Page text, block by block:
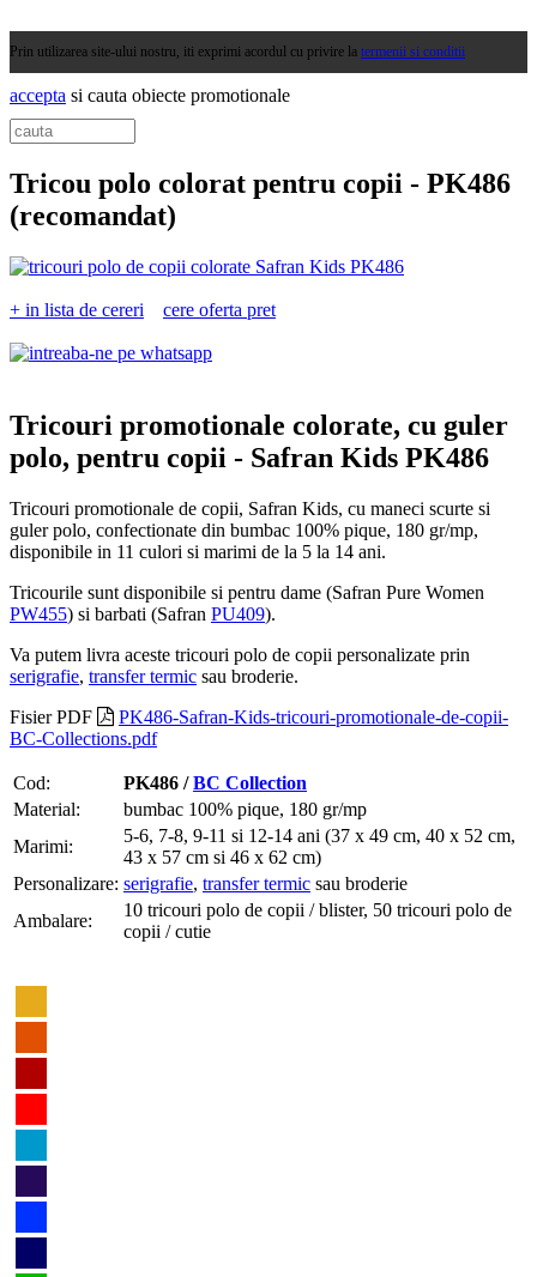
Prin utilizarea site-ului nostru, iti exprimi acordul cu privire la termenii si conditii
accepta si cauta obiecte promotionale
Tricou polo colorat pentru copii - PK486
(recomandat)
+ in lista de cereri cere oferta pret
Tricouri promotionale colorate, cu guler
polo, pentru copii - Safran Kids PK486
Tricouri promotionale de copii, Safran Kids, cu maneci scurte si
guler polo, confectionate din bumbac 100% pique, 180 gr/mp,
disponibile in 11 culori si marimi de la 5 la 14 ani.
Tricourile sunt disponibile si pentru dame (Safran Pure Women
PW455) si barbati (Safran PU409).
Va putem livra aceste tricouri polo de copii personalizate prin
serigrafie, transfer termic sau broderie.
Fisier PDF
PK486-Safran-Kids-tricouri-promotionale-de-copii-
BC-Collections.pdf
Cod: PK486 /BC Collection
Material:
bumbac 100% pique, 180 gr/mp
Marimi:
5-6, 7-8, 9-11 si 12-14 ani (37 x 49 cm, 40 x 52 cm,
43 x 57 cm si 46 x 62 cm)
Personalizare: serigrafie, transfer termic sau broderie
Ambalare:
10 tricouri polo de copii / blister, 50 tricouri polo de
copii / cutie